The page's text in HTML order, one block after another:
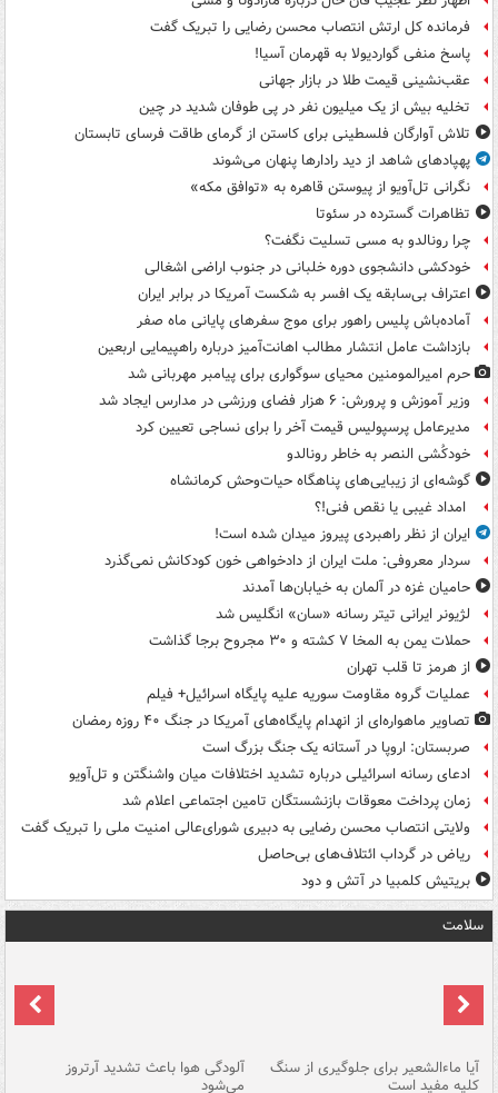
فرمانده کل ارتش انتصاب محسن رضایی را تبریک گفت
پاسخ منفی گواردیولا به قهرمان آسیا!
عقب‌نشینی قیمت طلا در بازار جهانی
تخلیه بیش از یک میلیون نفر در پی طوفان شدید در چین
تلاش آوارگان فلسطینی برای کاستن از گرمای طاقت فرسای تابستان
پهپادهای شاهد از دید رادارها پنهان می‌شوند
نگرانی تل‌آویو از پیوستن قاهره به «توافق مکه»
تظاهرات گسترده در سئوتا
چرا رونالدو به مسی تسلیت نگفت؟
خودکشی دانشجوی دوره خلبانی در جنوب اراضی اشغالی
اعتراف بی‌سابقه یک افسر به شکست آمریکا در برابر ایران
آماده‌باش پلیس راهور برای موج سفرهای پایانی ماه صفر
بازداشت عامل انتشار مطالب اهانت‌آمیز درباره راهپیمایی اربعین
حرم امیرالمومنین محیای سوگواری برای پیامبر مهربانی شد
وزیر آموزش و پرورش: ۶ هزار فضای ورزشی در مدارس ایجاد شد
مدیرعامل پرسپولیس قیمت آخر را برای نساجی تعیین کرد
خودکُشی النصر به خاطر رونالدو
گوشه‌ای از زیبایی‌های پناهگاه‌ حیات‌وحش کرمانشاه
امداد غیبی یا نقص فنی!؟
ایران از نظر راهبردی پیروز میدان شده است!
سردار معروفی: ملت ایران از دادخواهی خون کودکانش نمی‌گذرد
حامیان غزه در آلمان به خیابان‌ها آمدند
لژیونر ایرانی تیتر رسانه «سان» انگلیس شد
حملات یمن به المخا ۷ کشته و ۳۰ مجروح برجا گذاشت
از هرمز تا قلب تهران
عملیات گروه مقاومت سوریه علیه پایگاه اسرائیل+ فیلم
تصاویر ماهواره‌ای از انهدام پایگاه‌های آمریکا در جنگ ۴۰ روزه رمضان
صربستان: اروپا در آستانه یک جنگ بزرگ است
ادعای رسانه اسرائیلی درباره تشدید اختلافات میان واشنگتن و تل‌آویو
زمان پرداخت معوقات بازنشستگان تامین اجتماعی اعلام شد
ولایتی انتصاب محسن رضایی به دبیری شورای‌عالی امنیت ملی را تبریک گفت
ریاض در گرداب ائتلاف‌های بی‌حاصل
بریتیش کلمبیا در آتش و دود
سلامت
آیا ماءالشعیر برای جلوگیری از سنگ
کلیه مفید است
آلودگی هوا باعث تشدید آرتروز
می‌شود